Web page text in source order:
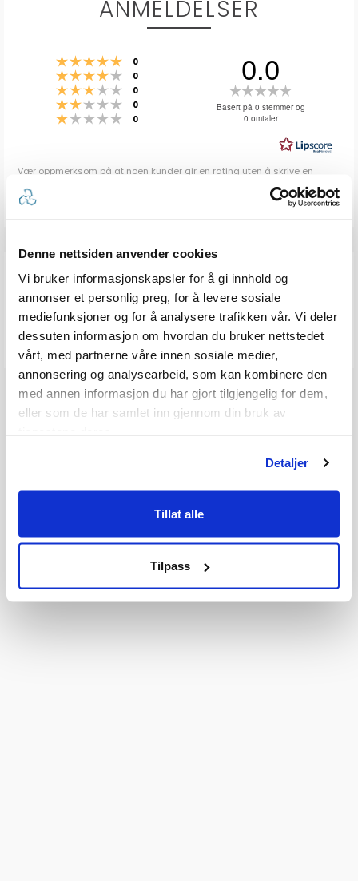
Denne nettsiden anvender cookies
Vi bruker informasjonskapsler for å gi innhold og
annonser et personlig preg, for å levere sosiale
mediefunksjoner og for å analysere trafikken vår. Vi deler
dessuten informasjon om hvordan du bruker nettstedet
vårt, med partnerne våre innen sosiale medier,
annonsering og analysearbeid, som kan kombinere den
med annen informasjon du har gjort tilgjengelig for dem,
eller som de har samlet inn gjennom din bruk av
Detaljer
Tillat alle
Tilpass
ANMELDELSER
Karakter: 5 av 5 mulige
0
Karakter: 4 av 5 mulige
0
Karakter: 3 av 5 mulige
0
Karakter: 2 av 5 mulige
0
Karakter: 1 av 5 mulige
0
0.0
0.0
5
mulige
Basert på 0 stemmer og
0 omtaler
Vær oppmerksom på at noen kunder gir en rating uten å skrive en
reviews.
Q & A
Send spørsmålet ditt